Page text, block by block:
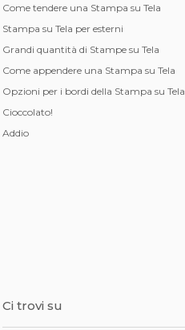
Come tendere una Stampa su Tela
Stampa su Tela per esterni
Grandi quantità di Stampe su Tela
Come appendere una Stampa su Tela
Opzioni per i bordi della Stampa su Tela
Cioccolato!
Addio
Ci trovi su